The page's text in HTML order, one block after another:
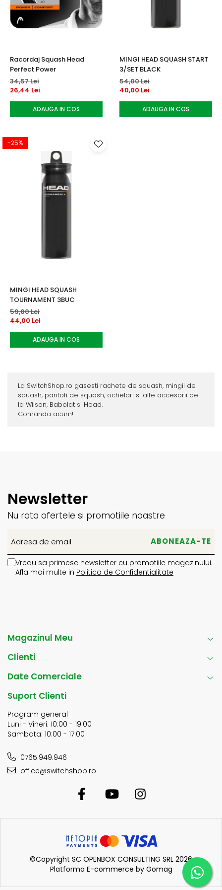
Accesorii tenis
Gripuri & overgripuri
Testeaza rachete
Racordaj Squash Head
Perfect Power
34,57 Lei
26,44 Lei
ADAUGA IN COS
MINGI HEAD SQUASH START
3/SET BLACK
54,00 Lei
40,00 Lei
ADAUGA IN COS
-25%
MINGI HEAD SQUASH
TOURNAMENT 3BUC
59,00 Lei
44,00 Lei
ADAUGA IN COS
La SwitchShop.ro gasesti rachete de squash, mingii de
squash, pantofi de squash, ochelari si alte accesorii de
la Wilson, Babolat si Head.
Comanda acum!
Newsletter
Nu rata ofertele si promotiile noastre
Vreau sa primesc newsletter cu promotiile magazinului.
Afla mai multe in Politica de Confidentialitate
Magazinul Meu
Clienti
Date Comerciale
Suport Clienti
Program general
Luni - Vineri: 10:00 - 19:00
Sambata: 10:00 - 17:00
0765.949.946
office@switchshop.ro
©Copyright SC OPENBOX CONSULTING SRL 2026
Platforma E-commerce by Gomag